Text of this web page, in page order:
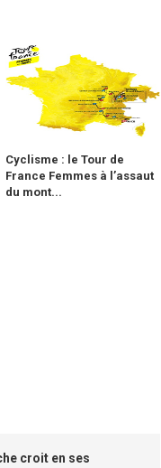
Cyclisme : le Tour de
France Femmes à l’assaut
du mont...
croit en ses